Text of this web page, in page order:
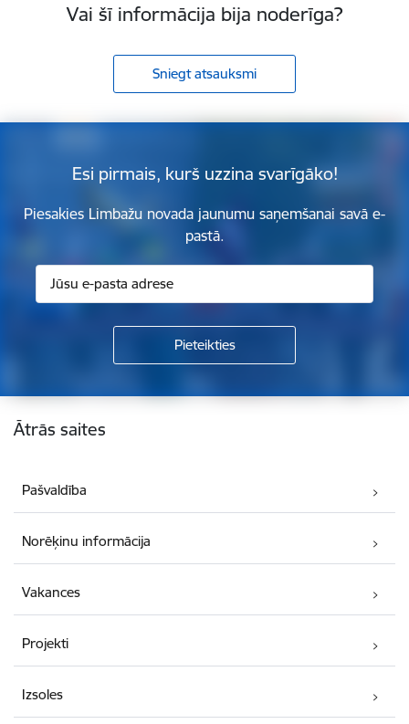
Vai šī informācija bija noderīga?
Sniegt atsauksmi
Esi pirmais, kurš uzzina svarīgāko!
Piesakies Limbažu novada jaunumu saņemšanai savā e-
pastā.
Kājene
Ātrās saites
Pašvaldība
Norēķinu informācija
Vakances
Projekti
Izsoles